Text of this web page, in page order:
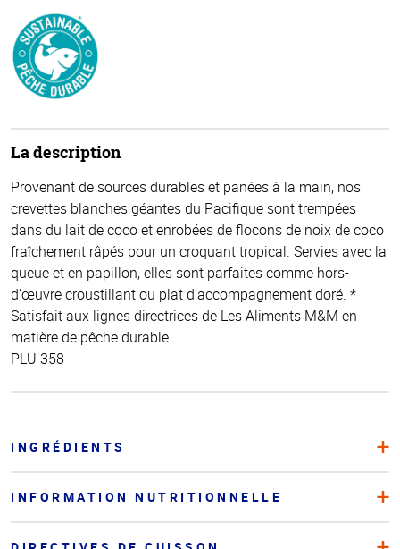
La description
Provenant de sources durables et panées à la main, nos
crevettes blanches géantes du Pacifique sont trempées
dans du lait de coco et enrobées de flocons de noix de coco
fraîchement râpés pour un croquant tropical. Servies avec la
queue et en papillon, elles sont parfaites comme hors-
d’œuvre croustillant ou plat d’accompagnement doré. *
Satisfait aux lignes directrices de Les Aliments M&M en
matière de pêche durable.
PLU 358
INGRÉDIENTS
INFORMATION NUTRITIONNELLE